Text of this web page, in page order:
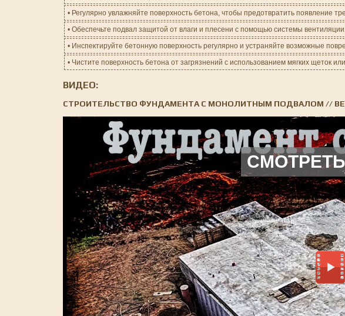
• Регулярно увлажняйте поверхность бетона, чтобы предотвратить появление
• Обеспечьте подвал защитой от влаги и плесени с помощью системы
• Инспектируйте бетонную поверхность регулярно и устраняйте возможные
• Чистите поверхность бетона от загрязнений с использованием мягких щеток или
ВИДЕО:
СТРОИТЕЛЬСТВО ФУНДАМЕНТА С МОНОЛИТНЫМ ПОДВАЛОМ //